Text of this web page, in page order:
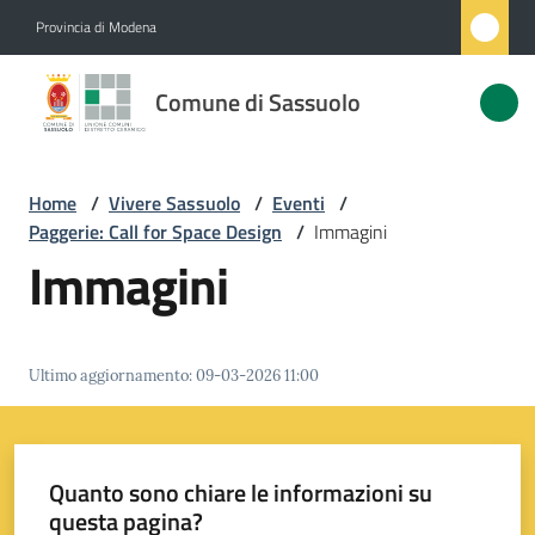
Provincia di Modena
Comune di Sassuolo
Comune
di
Servizi
Vivere
Sassuolo
Menu selezionato
Home / Vivere Sassuolo / Eventi /
Paggerie: Call for Space Design / Immagini
Immagini
Ultimo aggiornamento:09-03-2026 11:00
Quanto sono chiare le informazioni su
questa pagina?